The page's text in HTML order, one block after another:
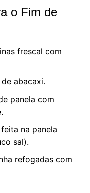
o Fim de
frescal com
de abacaxi.
panela com
na panela
sal).
refogadas com